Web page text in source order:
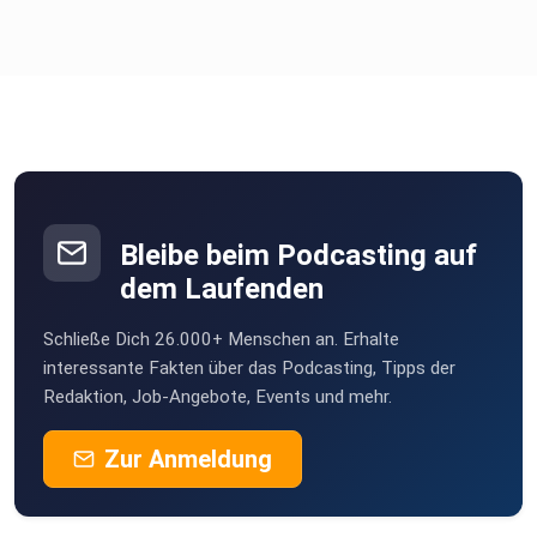
Bleibe beim Podcasting auf
dem Laufenden
Schließe Dich 26.000+ Menschen an. Erhalte
interessante Fakten über das Podcasting, Tipps der
Redaktion, Job-Angebote, Events und mehr.
Zur Anmeldung